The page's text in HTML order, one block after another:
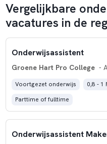
Vergelijkbare
vacatures in de
Onderwijsassistent
Groene Hart Pro College -
Voortgezet onderwijs 0,8 - 1
Parttime of fulltime
Onderwijsassistent